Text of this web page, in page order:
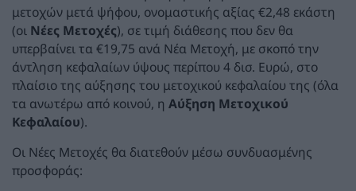
μετοχών μετά ψήφου, ονομαστικής αξίας €2,48 εκάστη
(οι Νέες Μετοχές), σε τιμή διάθεσης που δεν θα
υπερβαίνει τα €19,75 ανά Νέα Μετοχή, με σκοπό την
άντληση κεφαλαίων ύψους περίπου 4 δισ. Ευρώ, στο
πλαίσιο της αύξησης του μετοχικού κεφαλαίου της (όλα
τα ανωτέρω από κοινού, η Αύξηση Μετοχικού
Κεφαλαίου).
Οι Νέες Μετοχές θα διατεθούν μέσω συνδυασμένης
προσφοράς: